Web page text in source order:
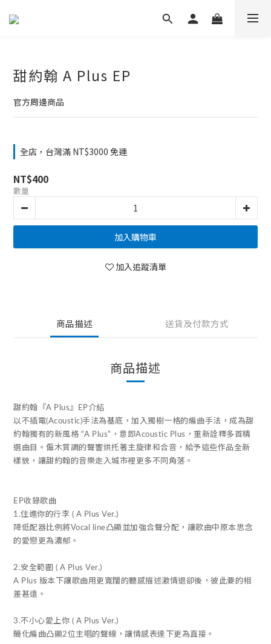
甜約翰 A Plus EP
官方周邊商品
全店，台灣滿 NT$3000 免運
NT$400
數量
加入購物車
加入追蹤清單
商品描述 送貨及付款方式
商品描述
甜約翰『A Plus』EP介紹
以不插電(Acoustic)手法為基底，加入獨樹一格的編曲手法，成為甜
約翰獨有的新風格 “A Plus”，意即Acoustic Plus，重新詮釋多首精
選曲目。偏木質調的聲響烘托著主旋律和合音，給予這些作品全新
樣貌，讓甜約翰的音樂走入城市裡更多不同角落。
EP收錄歌曲
1.住進你的行李 ( A Plus Ver.)
降低配器比例將Vocal line凸顯並加強合聲分配，讓歌曲中原本思念
的愛戀更為濃郁。
2.安全範圍 ( A Plus Ver.)
A Plus 版本下讓歌曲用更寬闊的聽感描述激情退卻後，彼此要的相
差甚遠。
3.不小心愛上你 ( A Plus Ver.)
簡化編曲凸顯2位主唱的聲線，讓情感表達下更為直接。